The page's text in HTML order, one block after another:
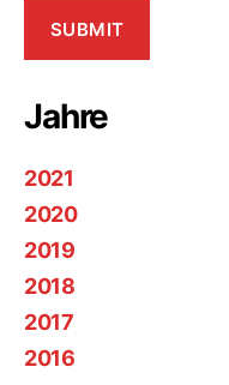
Jahre
2021
2020
2019
2018
2017
2016